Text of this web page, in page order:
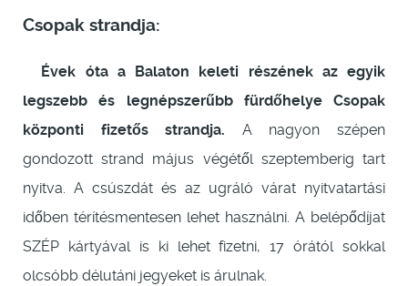
Csopak strandja:
Évek óta a Balaton keleti részének az egyik
legszebb és legnépszerűbb fürdőhelye Csopak
központi fizetős strandja. A nagyon szépen
gondozott strand május végétől szeptemberig tart
nyitva. A csúszdát és az ugráló várat nyitvatartási
időben térítésmentesen lehet használni. A belépődíjat
SZÉP kártyával is ki lehet fizetni, 17 órától sokkal
olcsóbb délutáni jegyeket is árulnak.